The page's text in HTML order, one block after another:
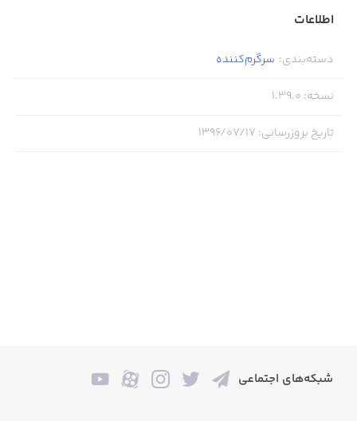
اطلاعات
دسته‌بندی: سرگرم‌کننده
نسخه:
1.39.0
تاریخ بروزرسانی: ۱۳۹۶/۰۷/۱۷
شبکه‌های اجتماعی